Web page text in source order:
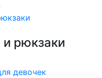
рюкзаки
девочек